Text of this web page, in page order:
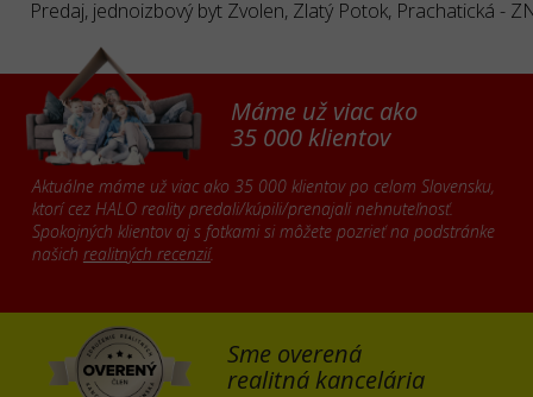
Máme už viac ako
35 000 klientov
Aktuálne máme už viac ako 35 000 klientov po celom Slovensku,
ktorí cez HALO reality predali/kúpili/prenajali nehnuteľnosť.
Spokojných klientov aj s fotkami si môžete pozrieť na podstránke
našich realitných recenzií.
Sme overená
realitná kancelária